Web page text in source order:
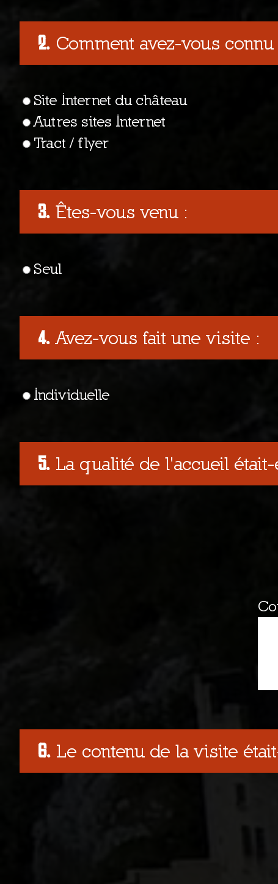
Comment avez-vous
Site Internet du château
Autres sites Internet
Tract / flyer
Êtes-vous venu :
Seul
Avez-vous fait une visite :
Individuelle
La qualité de l'accueil
Le contenu de la visite